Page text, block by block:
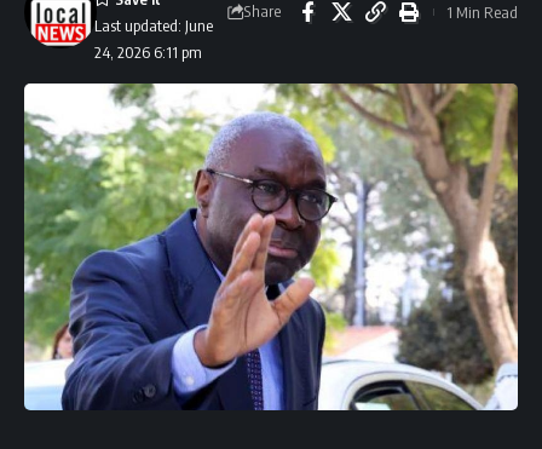
Last updated: June
24, 2026 6:11 pm
Share 1 Min Read